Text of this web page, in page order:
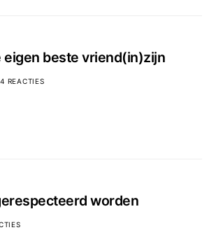
eigen beste vriend(in)zijn
4 REACTIES
worden